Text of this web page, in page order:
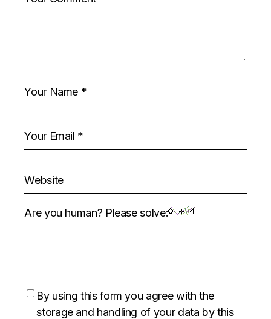
Are you human? Please solve:
By using this form you agree with the
storage and handling of your data by this